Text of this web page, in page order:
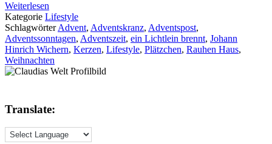
Weiterlesen
Kategorie Lifestyle
SchlagwörterAdvent, Adventskranz, Adventspost,
Adventssonntagen, Adventszeit, ein Lichtlein brennt, Johann
Hinrich Wichern, Kerzen, Lifestyle, Plätzchen, Rauhen Haus,
Weihnachten
Translate: